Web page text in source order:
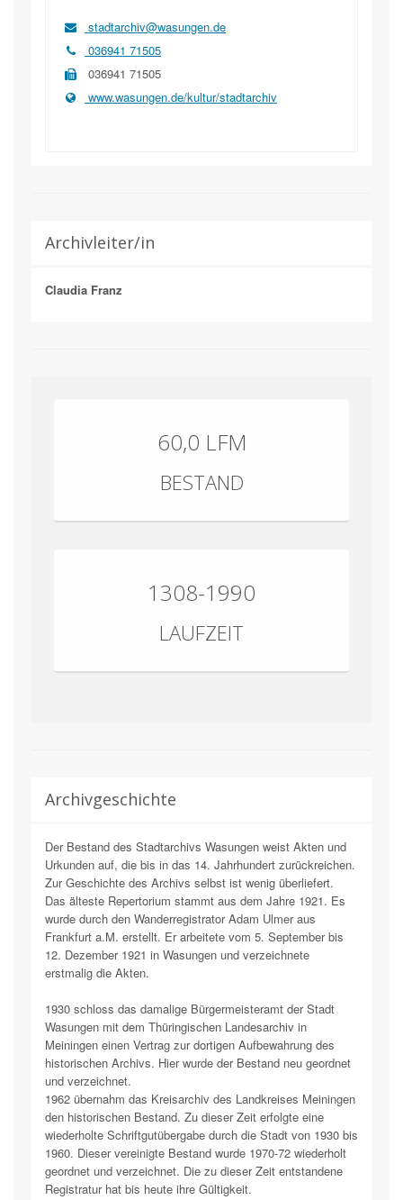
stadtarchiv@wasungen.de
036941 71505
036941 71505
www.wasungen.de/kultur/stadtarchiv
Archivleiter/in
Claudia Franz
60,0 LFM
BESTAND
1308-1990
LAUFZEIT
Archivgeschichte
Der Bestand des Stadtarchivs Wasungen weist Akten und
Urkunden auf, die bis in das 14. Jahrhundert zurückreichen.
Zur Geschichte des Archivs selbst ist wenig überliefert.
Das älteste Repertorium stammt aus dem Jahre 1921. Es
wurde durch den Wanderregistrator Adam Ulmer aus
Frankfurt a.M. erstellt. Er arbeitete vom 5. September bis
12. Dezember 1921 in Wasungen und verzeichnete
erstmalig die Akten.
1930 schloss das damalige Bürgermeisteramt der Stadt
Wasungen mit dem Thüringischen Landesarchiv in
Meiningen einen Vertrag zur dortigen Aufbewahrung des
historischen Archivs. Hier wurde der Bestand neu geordnet
und verzeichnet.
1962 übernahm das Kreisarchiv des Landkreises Meiningen
den historischen Bestand. Zu dieser Zeit erfolgte eine
wiederholte Schriftgutübergabe durch die Stadt von 1930 bis
1960. Dieser vereinigte Bestand wurde 1970-72 wiederholt
geordnet und verzeichnet. Die zu dieser Zeit entstandene
Registratur hat bis heute ihre Gültigkeit.